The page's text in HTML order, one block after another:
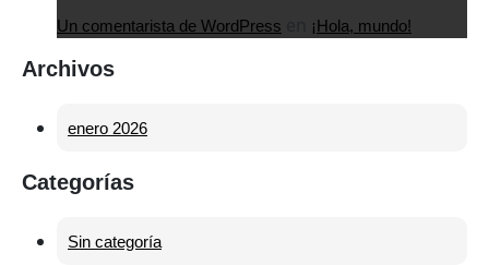
Un comentarista de WordPress ¡Hola, mundo!
Archivos
enero 2026
Categorías
Sin categoría